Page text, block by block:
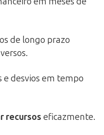
de longo prazo
e desvios em tempo
recursos eficazmente.